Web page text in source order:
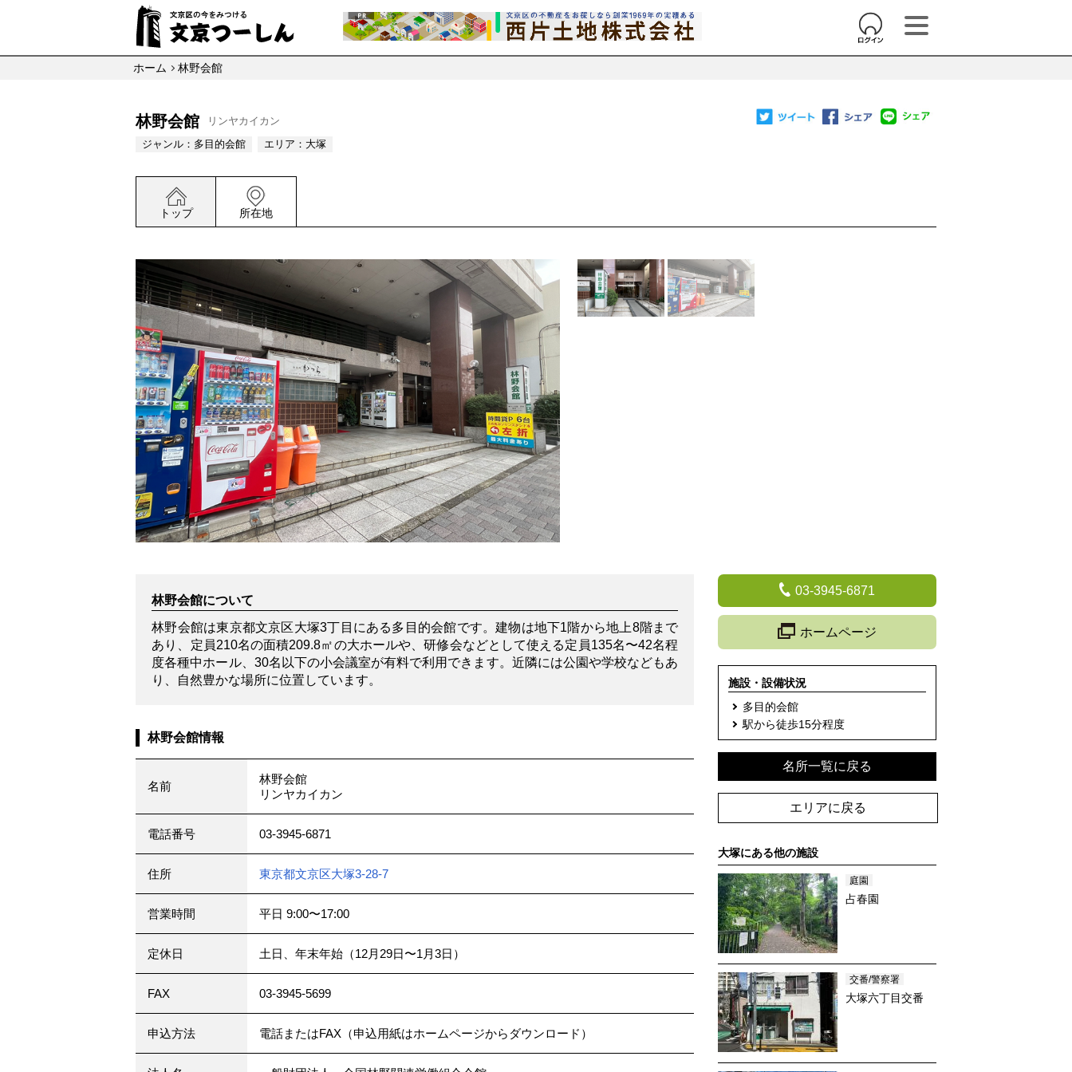
ホーム 林野会館
林野会館
リンヤカイカン
ジャンル： 多目的会館 エリア： 大塚
トップ 所在地
林野会館について
林野会館は東京都文京区大塚3丁目にある多目的会館です。建物は地下1階から地上8階まで
あり、定員210名の面積209.8㎡の大ホールや、研修会などとして使える定員135名〜42名程
度各種中ホール、30名以下の小会議室が有料で利用できます。近隣には公園や学校などもあ
り、自然豊かな場所に位置しています。
林野会館情報
名前
林野会館
リンヤカイカン
電話番号 03-3945-6871
住所 東京都文京区大塚3-28-7
営業時間 平日 9:00〜17:00
定休日 土日、年末年始（12月29日〜1月3日）
FAX 03-3945-5699
申込方法 電話またはFAX（申込用紙はホームページからダウンロード）
03-3945-6871
ホームページ
施設・設備状況
多目的会館
駅から徒歩15分程度
名所一覧に戻る
エリアに戻る
大塚にある他の施設
庭園
占春園
交番/警察署
大塚六丁目交番